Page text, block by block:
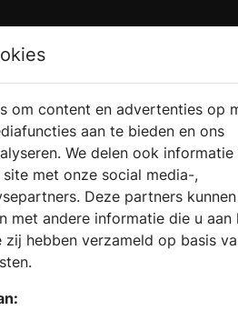
VERKOOPLOCATIE
VINDEN
badkamer gaat
voor een nieuwe
+
om content en advertenties op
aan te bieden en ons
We delen ook informatie
met onze social media-,
Deze partners
met andere informatie die u aan
hebben verzameld op basis